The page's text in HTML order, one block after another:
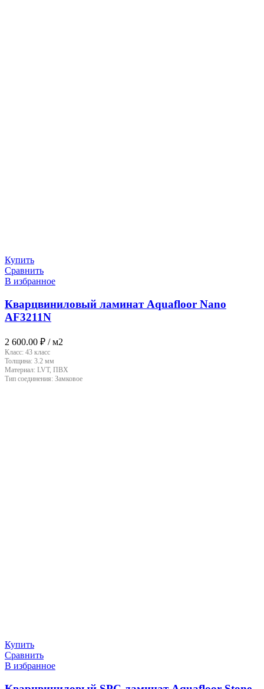
Купить
Сравнить
В избранное
Кварцвиниловый ламинат Aquafloor Nano
AF3211N
2 600.00 ₽ / м2
Класс: 43 класс
Толщина: 3.2 мм
Материал: LVT, ПВХ
Тип соединения: Замковое
Купить
Сравнить
В избранное